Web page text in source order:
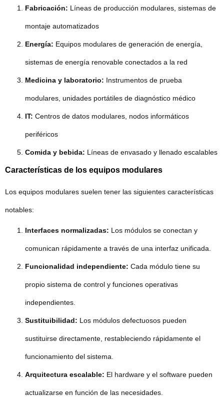
Fabricación: Líneas de producción modulares, sistemas de
montaje automatizados
Energía: Equipos modulares de generación de energía,
sistemas de energía renovable conectados a la red
Medicina y laboratorio: Instrumentos de prueba
modulares, unidades portátiles de diagnóstico médico
IT: Centros de datos modulares, nodos informáticos
periféricos
Comida y bebida: Líneas de envasado y llenado escalables
Características de los equipos modulares
Los equipos modulares suelen tener las siguientes características
notables:
Interfaces normalizadas: Los módulos se conectan y
comunican rápidamente a través de una interfaz unificada.
Funcionalidad independiente: Cada módulo tiene su
propio sistema de control y funciones operativas
independientes.
Sustituibilidad: Los módulos defectuosos pueden
sustituirse directamente, restableciendo rápidamente el
funcionamiento del sistema.
Arquitectura escalable: El hardware y el software pueden
actualizarse en función de las necesidades.